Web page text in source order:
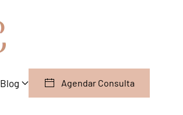
Blog Agendar Consulta